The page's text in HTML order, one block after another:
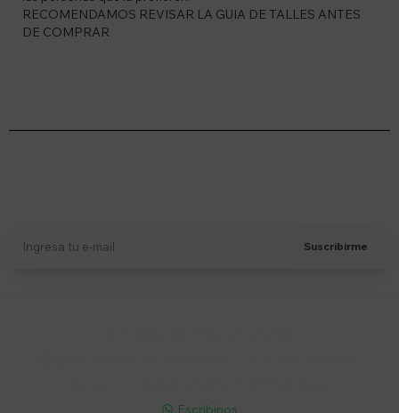
RECOMENDAMOS REVISAR LA GUIA DE TALLES ANTES
DE COMPRAR
Suscribirme
 Escribinos